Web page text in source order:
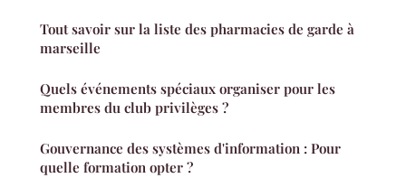
Tout savoir sur la liste des pharmacies de garde à
marseille
Quels événements spéciaux organiser pour les
membres du club privilèges ?
Gouvernance des systèmes d'information : Pour
quelle formation opter ?